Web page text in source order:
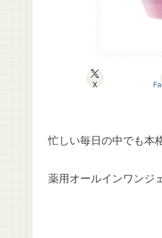
X
忙しい毎日の中でも本
薬用オールインワンジ